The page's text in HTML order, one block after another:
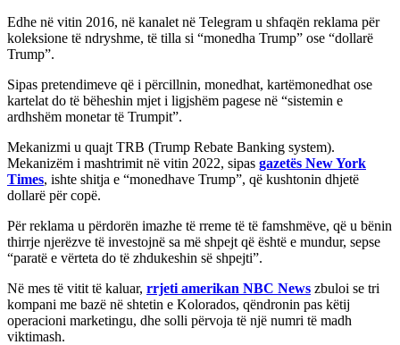
Edhe në vitin 2016, në kanalet në Telegram u shfaqën reklama për
koleksione të ndryshme, të tilla si “monedha Trump” ose “dollarë
Trump”.
Sipas pretendimeve që i përcillnin, monedhat, kartëmonedhat ose
kartelat do të bëheshin mjet i ligjshëm pagese në “sistemin e
ardhshëm monetar të Trumpit”.
Mekanizmi u quajt TRB (Trump Rebate Banking system).
Mekanizëm i mashtrimit në vitin 2022, sipas gazetës New York
Times, ishte shitja e “monedhave Trump”, që kushtonin dhjetë
dollarë për copë.
Për reklama u përdorën imazhe të rreme të të famshmëve, që u bënin
thirrje njerëzve të investojnë sa më shpejt që është e mundur, sepse
“paratë e vërteta do të zhdukeshin së shpejti”.
Në mes të vitit të kaluar, rrjeti amerikan NBC News zbuloi se tri
kompani me bazë në shtetin e Kolorados, qëndronin pas këtij
operacioni marketingu, dhe solli përvoja të një numri të madh
viktimash.